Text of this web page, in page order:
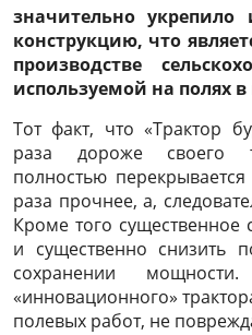
значительно
конструкцию, что
производстве
используемой на полях
Тот факт, что «Трактор
раза дороже своего
полностью
раза прочнее, а,
Кроме того существенное
и существенно снизить
сохранении
«инновационного»
полевых работ, не